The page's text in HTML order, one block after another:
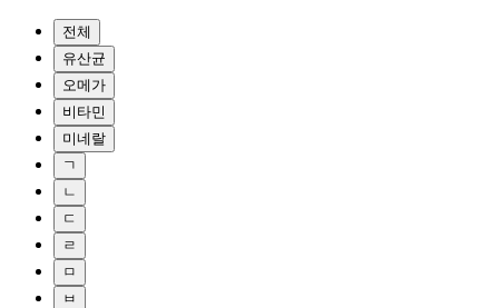
전체
유산균
오메가
비타민
미네랄
ㄱ
ㄴ
ㄷ
ㄹ
ㅁ
ㅂ